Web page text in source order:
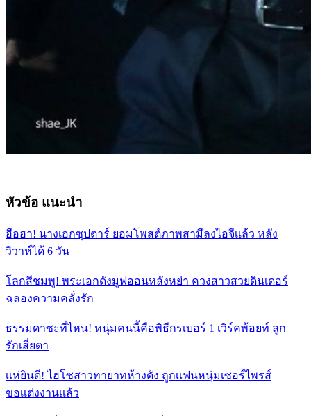
หัวข้อ แนะนำ
ฮือฮา! นางเอกซุปตาร์ ยอมโพสต์ภาพสามีลงไอจีเเล้ว หลัง
วิวาห์ได้ 6 วัน
โลกสีชมพู! พระเอกดังมูฟออนหลังหย่า ควงสาวสวยดินเดอร์
ฉลองความคลั่งรัก
ธรรมดาซะที่ไหน! หนุ่มคนนี้คือพิธีกรเบอร์ 1 เวิร์คพ้อยท์ ลูก
รักเสี่ยตา
เเห่ยินดี! ไฮโซสาวทายาทห้างดัง ถูกเเฟนหนุ่มเซอร์ไพรส์
ขอเเต่งงานเเล้ว